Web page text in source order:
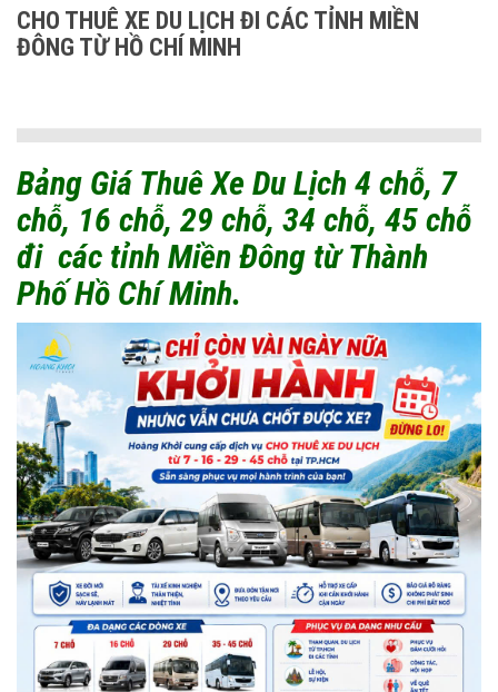
CHO THUÊ XE DU LỊCH ĐI CÁC TỈNH MIỀN
ĐÔNG TỪ HỒ CHÍ MINH
Bảng Giá Thuê Xe Du Lịch 4 chỗ, 7
chỗ, 16 chỗ, 29 chỗ, 34 chỗ, 45 chỗ
đi các tỉnh Miền Đông từ Thành
Phố Hồ Chí Minh.